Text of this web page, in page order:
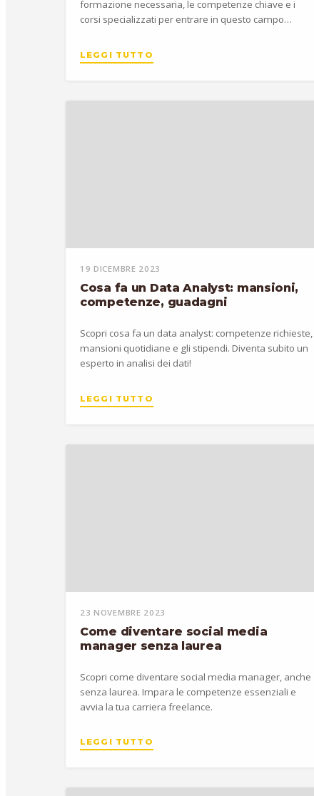
formazione necessaria, le competenze chiave e i
corsi specializzati per entrare in questo campo
LEGGI TUTTO
19 DICEMBRE 2023
Cosa fa un Data Analyst: mansioni,
competenze, guadagni
Scopri cosa fa un data analyst: competenze richieste,
mansioni quotidiane e gli stipendi. Diventa subito un
esperto in analisi dei dati!
LEGGI TUTTO
23 NOVEMBRE 2023
Come diventare social media
manager senza laurea
Scopri come diventare social media manager, anche
senza laurea. Impara le competenze essenziali e
avvia la tua carriera freelance.
LEGGI TUTTO